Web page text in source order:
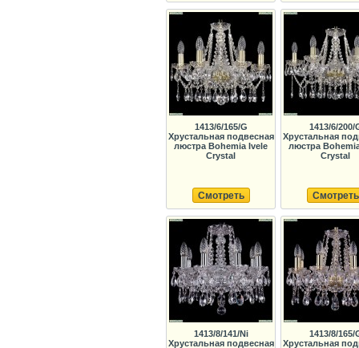
1413/6/165/G
Хрустальная подвесная
люстра Bohemia Ivele
Crystal
Смотреть
1413/6/200/
Хрустальная
люстра
Crystal
Смотреть
1413/8/141/Ni
Хрустальная подвесная
1413/8/165/
Хрустальная